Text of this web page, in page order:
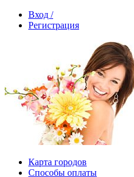
Вход /
Регистрация
Карта городов
Способы оплаты